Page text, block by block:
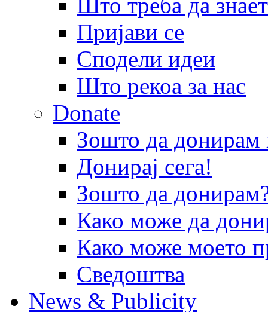
Пријави се
Сподели идеи
Што рекоа за нас
Donate
Зошто да
Донирај сега!
Зошто да
Како може да
Како може моето
Сведоштва
News & Publicity